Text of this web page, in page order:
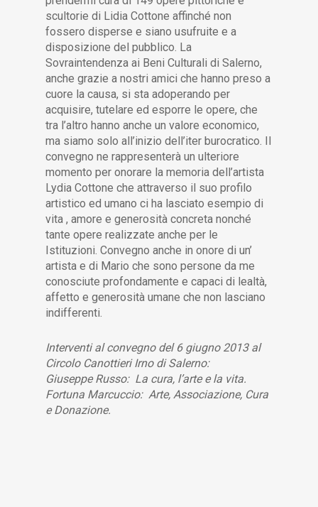
scultorie di Lidia Cottone affinché non
fossero disperse e siano usufruite e a
disposizione del pubblico. La
Sovraintendenza ai Beni Culturali di Salerno,
anche grazie a nostri amici che hanno preso a
cuore la causa, si sta adoperando per
acquisire, tutelare ed esporre le opere, che
tra l’altro hanno anche un valore economico,
ma siamo solo all’inizio dell’iter burocratico. Il
convegno ne rappresenterà un ulteriore
momento per onorare la memoria dell’artista
Lydia Cottone che attraverso il suo profilo
artistico ed umano ci ha lasciato esempio di
vita , amore e generosità concreta nonché
tante opere realizzate anche per le
Istituzioni. Convegno anche in onore di un’
artista e di Mario che sono persone da me
conosciute profondamente e capaci di lealtà,
affetto e generosità umane che non lasciano
indifferenti.
Interventi al convegno del 6 giugno 2013 al
Circolo Canottieri Irno di Salerno:
Giuseppe Russo: La cura, l’arte e la vita.
Fortuna Marcuccio: Arte, Associazione, Cura
e Donazione.